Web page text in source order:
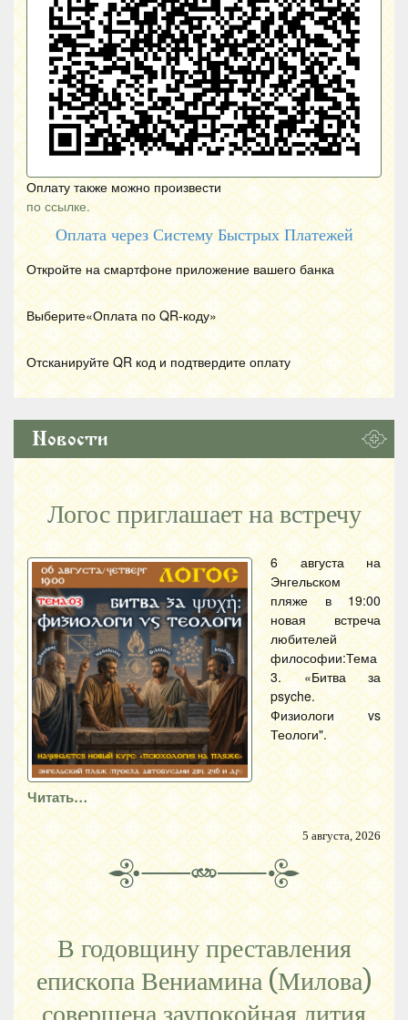
Оплату также можно произвести
по ссылке.
Оплата через Систему Быстрых Платежей
Откройте на смартфоне приложение вашего банка
Выберите«Оплата по QR-коду»
Отсканируйте QR код и подтвердите оплату
Новости
Логос приглашает на встречу
6 августа на
Энгельском
пляже в 19:00
новая встреча
любителей
философии:Тема
3. «Битва за
psyche.
Физиологи vs
Теологи".
Читать…
5 августа, 2026
В годовщину преставления
епископа Вениамина (Милова)